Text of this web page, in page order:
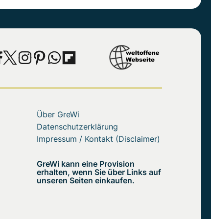
Über GreWi
Datenschutzerklärung
Impressum / Kontakt (Disclaimer)
GreWi kann eine Provision
erhalten, wenn Sie über Links auf
unseren Seiten einkaufen.